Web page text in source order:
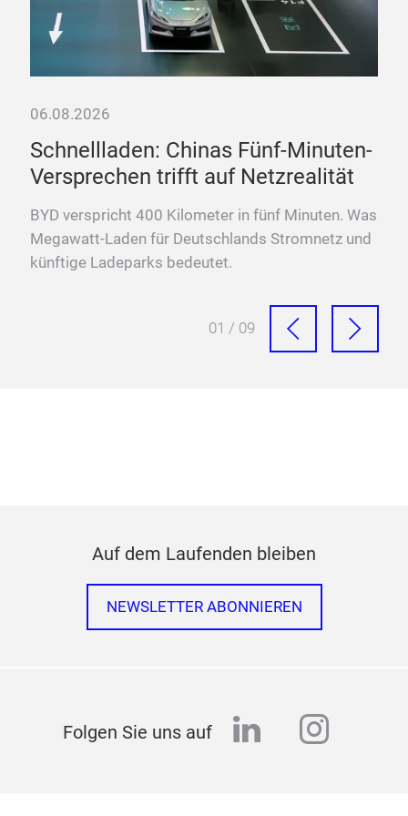
06.08.2026
Schnellladen: Chinas Fünf-Minuten-
Versprechen trifft auf Netzrealität
BYD verspricht 400 Kilometer in fünf Minuten. Was
Megawatt-Laden für Deutschlands Stromnetz und
künftige Ladeparks bedeutet.
01 / 09
Auf dem Laufenden bleiben
NEWSLETTER ABONNIEREN
Folgen Sie uns auf linkedin